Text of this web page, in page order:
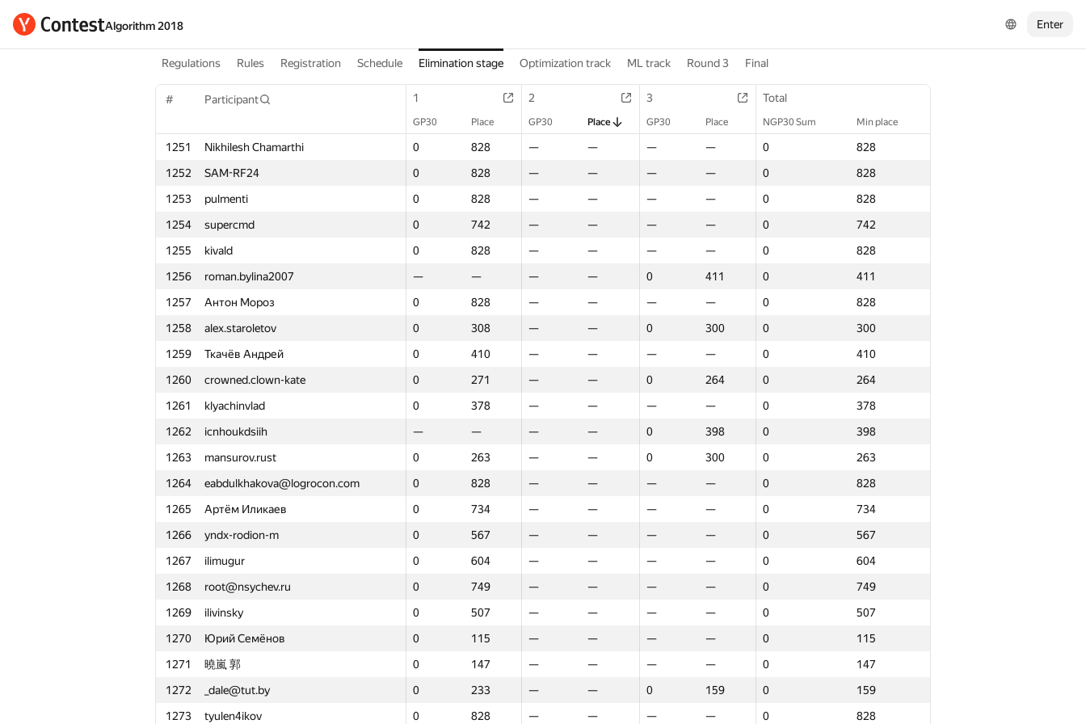
Algorithm 2018 Enter
Regulations Rules Registration Schedule Elimination stage Optimization track ML track Round 3 Final
# Participant 1 2 3 Total
GP30 Place GP30 Place GP30 Place NGP30 Sum Min place
1251 Nikhilesh Chamarthi 0 828 — — — — 0
828
1252
SAM-RF24 0 828 — — — — 0
828
1253
pulmenti 0 828 — — — — 0
828
1254
supercmd 0 742 — — — — 0
742
1255
kivald 0 828 — — — — 0
828
1256
roman.bylina2007 — — — — 0 411 0
411
1257
Антон Мороз 0 828 — — — — 0
828
1258
alex.staroletov 0 308 — — 0 300 0
300
1259
Ткачёв Андрей 0 410 — — — — 0
410
1260
crowned.clown-kate 0 271 — — 0 264 0
264
1261
klyachinvlad 0 378 — — — — 0
378
1262
icnhoukdsiih — — — — 0 398 0
398
1263
mansurov.rust 0 263 — — 0 300 0
263
1264
eabdulkhakova@logrocon.com 0 828 — — — — 0
828
1265
Артём Иликаев 0 734 — — — — 0
734
1266
yndx-rodion-m 0 567 — — — — 0
567
1267
ilimugur 0 604 — — — — 0
604
1268
root@nsychev.ru 0 749 — — — — 0
749
1269
ilivinsky 0 507 — — — — 0
507
1270
Юрий Семёнов 0 115 — — — — 0
115
1271
曉嵐 郭 0 147 — — — — 0
147
1272
_dale@tut.by 0 233 — — 0 159 0
159
1273
tyulen4ikov 0 828 — — — — 0
828
Participant 1 3 Total
GP30 Place NGP30 Sum Min place